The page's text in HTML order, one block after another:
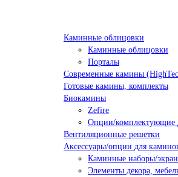
Каминные облицовки
Каминные облицовки
Порталы
Современные камины
Готовые камины, комплекты
Биокамины
Zefire
Опции/комплектующие
Вентиляционные решетки
Аксессуары/опции для
Каминные наборы/
Элементы декора,